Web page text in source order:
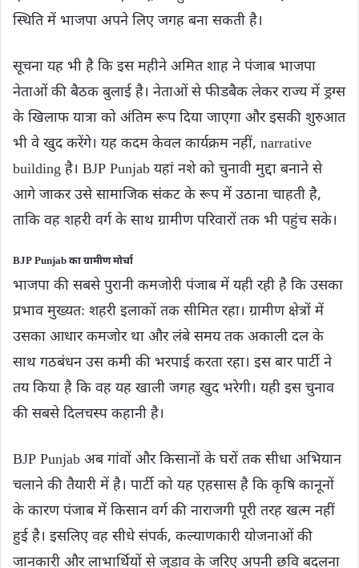
स्थिति में भाजपा अपने लिए जगह बना सकती है।
सूचना यह भी है कि इस महीने अमित शाह ने पंजाब भाजपा
नेताओं की बैठक बुलाई है। नेताओं से फीडबैक लेकर राज्य में ड्रग्स
के खिलाफ यात्रा को अंतिम रूप दिया जाएगा और इसकी शुरुआत
भी वे खुद करेंगे। यह कदम केवल कार्यक्रम नहीं, narrative
building है। BJP Punjab यहां नशे को चुनावी मुद्दा बनाने से
आगे जाकर उसे सामाजिक संकट के रूप में उठाना चाहती है,
ताकि वह शहरी वर्ग के साथ ग्रामीण परिवारों तक भी पहुंच सके।
BJP Punjab का ग्रामीण मोर्चा
भाजपा की सबसे पुरानी कमजोरी पंजाब में यही रही है कि उसका
प्रभाव मुख्यतः शहरी इलाकों तक सीमित रहा। ग्रामीण क्षेत्रों में
उसका आधार कमजोर था और लंबे समय तक अकाली दल के
साथ गठबंधन उस कमी की भरपाई करता रहा। इस बार पार्टी ने
तय किया है कि वह यह खाली जगह खुद भरेगी। यही इस चुनाव
की सबसे दिलचस्प कहानी है।
BJP Punjab अब गांवों और किसानों के घरों तक सीधा अभियान
चलाने की तैयारी में है। पार्टी को यह एहसास है कि कृषि कानूनों
के कारण पंजाब में किसान वर्ग की नाराजगी पूरी तरह खत्म नहीं
हुई है। इसलिए वह सीधे संपर्क, कल्याणकारी योजनाओं की
जानकारी और लाभार्थियों से जुड़ाव के जरिए अपनी छवि बदलना